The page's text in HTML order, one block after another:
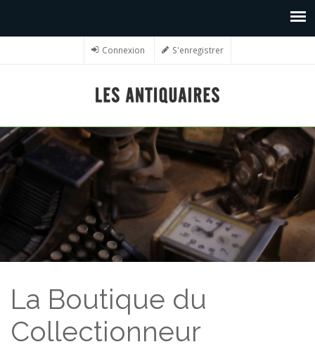
Connexion S'enregistrer
La Boutique du
Collectionneur